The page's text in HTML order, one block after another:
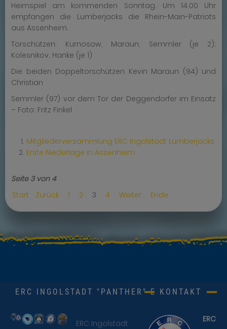
Heimspiel am kommenden Sonntag. Um 14.00 Uhr
empfangen die Lumberjacks die Rhein-Main-Patriots
aus Assenheim.
Torschützen: Kurnosow, Maraun, Semmler (je 2);
Kolesnikov, Hanke (je 1)
Die beiden Doppeltorschützen Kevin Maraun (94) und
Christian
Semmler (97) vor dem Tor der Deggendorfer im Einsatz
– Foto: Fritz Finkel
Mitgliederversammlung ERC Ingolstadt Lumberjacks
Erste Niederlage in Assenheim
Seite 3 von 4
Start
Zurück 1 2 3 4 Weiter Ende
ERC INGOLSTADT "PANTHER" E.V.
ERC Ingolstadt
KONTAKT
ERC